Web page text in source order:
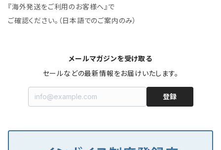
『海外発送をご利用のお客様へ』で
ご確認ください。（日本語でのご案内のみ）
メールマガジンを受け取る
セールなどの最新情報をお届けいたします。
登録